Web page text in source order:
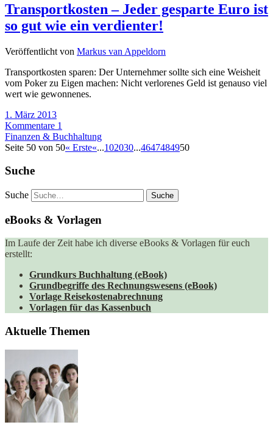
Transportkosten – Jeder gesparte Euro ist
so gut wie ein verdienter!
Veröffentlicht von Markus van Appeldorn
Transportkosten sparen: Der Unternehmer sollte sich eine Weisheit
vom Poker zu Eigen machen: Nicht verlorenes Geld ist genauso viel
wert wie gewonnenes.
1. März 2013
Kommentare 1
Finanzen & Buchhaltung
Seite 50 von 50« Erste«...102030...4647484950
Suche
Suche
eBooks & Vorlagen
Im Laufe der Zeit habe ich diverse eBooks & Vorlagen für euch
erstellt:
Grundkurs Buchhaltung (eBook)
Grundbegriffe des Rechnungswesens (eBook)
Vorlage Reisekostenabrechnung
Vorlagen für das Kassenbuch
Aktuelle Themen